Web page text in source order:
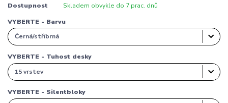
Dostupnost Skladem obvykle do 7 prac. dnů
VYBERTE - Barvu
VYBERTE - Tuhost desky
VYBERTE - Silentbloky